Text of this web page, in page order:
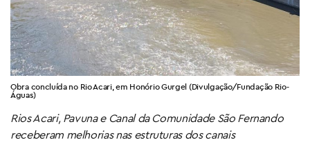
Obra concluída no Rio Acari, em Honório Gurgel (Divulgação/Fundação Rio-
Águas)
Rios Acari, Pavuna e Canal da Comunidade São Fernando
receberam melhorias nas estruturas dos canais